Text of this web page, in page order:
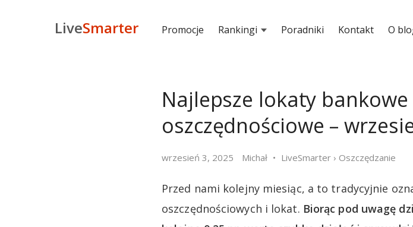
LiveSmarter Promocje Rankingi Poradniki Kontakt O
Najlepsze lokaty
oszczędnościowe –
wrzesień 3, 2025 Michał LiveSmarter › Oszczędzanie
Przed nami kolejny miesiąc, a to tradycyjnie
oszczędnościowych i lokat. Biorąc pod uwagę